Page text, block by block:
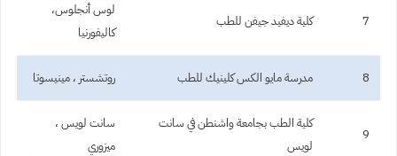
7 كلية ديفيد جيفن للطب
لوس أنجلوس،
كاليفورنيا
8 مدرسة مايو الكس كلينيك للطب روتشستر ، مينيسوتا
9
كلية الطب بجامعة واشنطن في سانت
لويس
سانت لويس ،
ميزوري